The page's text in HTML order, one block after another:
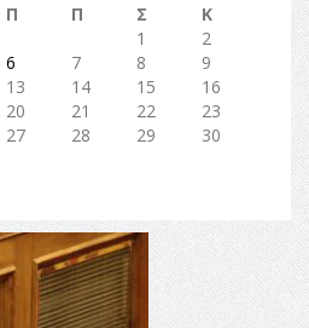
Π Π Σ
Κ
1
2
6 7 8
9
13 14 15
16
20 21 22
23
27 28 29
30